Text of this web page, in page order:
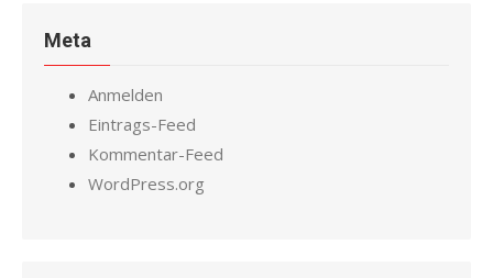
Meta
Anmelden
Eintrags-Feed
Kommentar-Feed
WordPress.org